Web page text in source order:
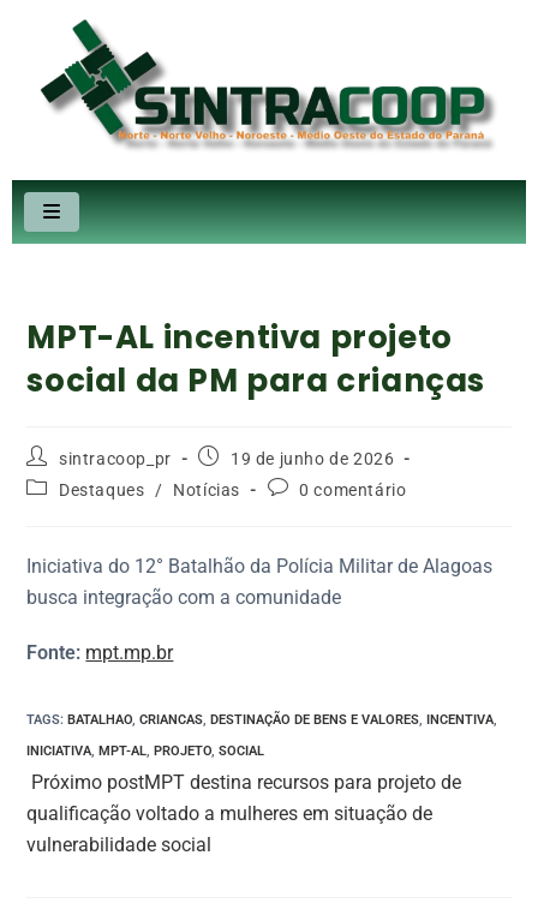
MPT-AL incentiva projeto
social da PM para crianças
sintracoop_pr
19 de junho de 2026
Destaques / Notícias 0 comentário
Iniciativa do 12° Batalhão da Polícia Militar de Alagoas
busca integração com a comunidade
Fonte: mpt.mp.br
TAGS: BATALHAO, CRIANCAS, DESTINAÇÃO DE BENS E VALORES, INCENTIVA,
INICIATIVA, MPT-AL, PROJETO, SOCIAL
Próximo postMPT destina recursos para projeto de
qualificação voltado a mulheres em situação de
vulnerabilidade social